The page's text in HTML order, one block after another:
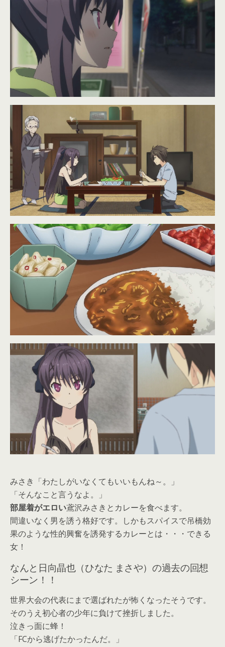
みさき「わたしがいなくてもいいもんね～。」
「そんなこと言うなよ。」
部屋着がエロい鳶沢みさきとカレーを食べます。
間違いなく男を誘う格好です。しかもスパイスで吊橋効
果のような性的興奮を誘発するカレーとは・・・できる
女！
なんと日向晶也（ひなた まさや）の過去の回想
シーン！！
世界大会の代表にまで選ばれたが怖くなったそうです。
そのうえ初心者の少年に負けて挫折しました。
泣きっ面に蜂！
「FCから逃げたかったんだ。」